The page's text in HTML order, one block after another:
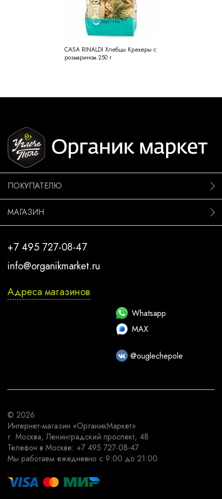
CASA RINALDI Хлебцы Крекеры с
розмарином 250 г
ПОКУПАТЕЛЮ
МАГАЗИН
+7 495 727-08-47
info@organikmarket.ru
Адреса магазинов
Whatsapp
MAX
@ouglechepole
© 2026
Интернет-магазин «ОрганикМаркет»
г. Москва, Ленинградский проспект, 48
Телефон в Москве: +7 495 727-08-47
Мы работаем ежедневно с 9:00 до 21:00